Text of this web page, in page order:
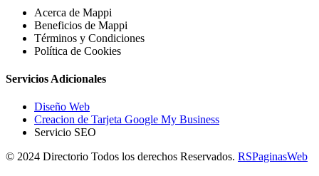
Acerca de Mappi
Beneficios de Mappi
Términos y Condiciones
Política de Cookies
Servicios Adicionales
Diseño Web
Creacion de Tarjeta Google My Business
Servicio SEO
© 2024 Directorio Todos los derechos Reservados. RSPaginasWeb